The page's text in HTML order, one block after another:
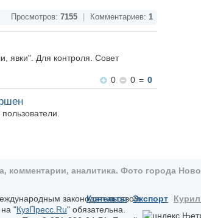
Просмотров: 7155 Комментариев: 1
явки". Для контроля. Совет
0
0 = 0
комментарии, аналитика. Фото города
законодательством
"КузПресс.Ru" обязательна.
Контакты Экспорт